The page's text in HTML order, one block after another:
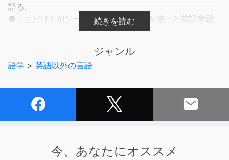
語る。
●ここだけ！AIツール・ChatGPTなどを使った英語学習
●Would、Couldなんていらない
●AIは手助けしてくれるが、自分でしゃべるほうが圧倒的
●「お勉強」じゃない、没頭する「学び」をしろ
●結果を求めるな、現状を把握しろ
ジャンル
語学 > 英語以外の言語
今、あなたにオススメ